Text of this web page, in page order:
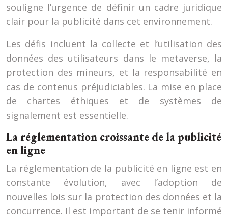
souligne l’urgence de définir un cadre juridique
clair pour la publicité dans cet environnement.
Les défis incluent la collecte et l’utilisation des
données des utilisateurs dans le metaverse, la
protection des mineurs, et la responsabilité en
cas de contenus préjudiciables. La mise en place
de chartes éthiques et de systèmes de
signalement est essentielle.
La réglementation croissante de la publicité
en ligne
La réglementation de la publicité en ligne est en
constante évolution, avec l’adoption de
nouvelles lois sur la protection des données et la
concurrence. Il est important de se tenir informé